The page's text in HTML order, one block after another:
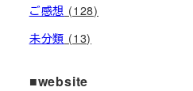
ご感想 (128)
未分類 (13)
■website